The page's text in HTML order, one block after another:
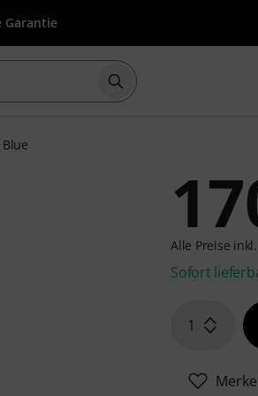
Garantie
Suche mit Suchwort
Alle Preise
Sofort
1